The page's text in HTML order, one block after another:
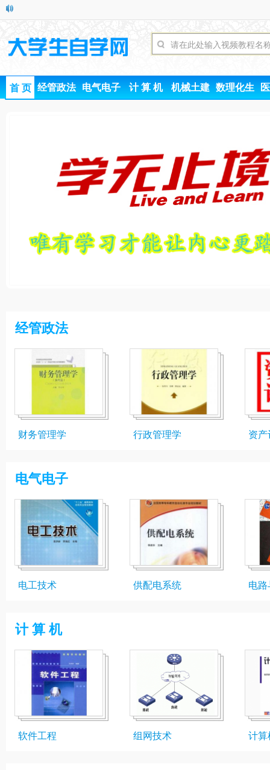
首 页 经管政法 电气电子 计 算 机 机械土建 数理化生
经管政法
财务管理学 行政管理学 资产
电气电子
电工技术 供配电系统 电路
计 算 机
软件工程 组网技术 计算